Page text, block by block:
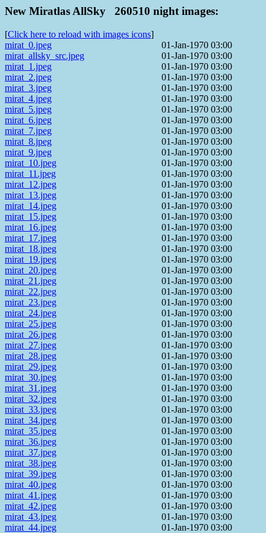
New Miratlas AllSky 260510 night images:
[Click here to reload with images icons]
mirat_0.jpeg
01-Jan-1970 03:00
mirat_allsky_src.jpeg
01-Jan-1970 03:00
mirat_1.jpeg
01-Jan-1970 03:00
mirat_2.jpeg
01-Jan-1970 03:00
mirat_3.jpeg
01-Jan-1970 03:00
mirat_4.jpeg
01-Jan-1970 03:00
mirat_5.jpeg
01-Jan-1970 03:00
mirat_6.jpeg
01-Jan-1970 03:00
mirat_7.jpeg
01-Jan-1970 03:00
mirat_8.jpeg
01-Jan-1970 03:00
mirat_9.jpeg
01-Jan-1970 03:00
mirat_10.jpeg
01-Jan-1970 03:00
mirat_11.jpeg
01-Jan-1970 03:00
mirat_12.jpeg
01-Jan-1970 03:00
mirat_13.jpeg
01-Jan-1970 03:00
mirat_14.jpeg
01-Jan-1970 03:00
mirat_15.jpeg
01-Jan-1970 03:00
mirat_16.jpeg
01-Jan-1970 03:00
mirat_17.jpeg
01-Jan-1970 03:00
mirat_18.jpeg
01-Jan-1970 03:00
mirat_19.jpeg
01-Jan-1970 03:00
mirat_20.jpeg
01-Jan-1970 03:00
mirat_21.jpeg
01-Jan-1970 03:00
mirat_22.jpeg
01-Jan-1970 03:00
mirat_23.jpeg
01-Jan-1970 03:00
mirat_24.jpeg
01-Jan-1970 03:00
mirat_25.jpeg
01-Jan-1970 03:00
mirat_26.jpeg
01-Jan-1970 03:00
mirat_27.jpeg
01-Jan-1970 03:00
mirat_28.jpeg
01-Jan-1970 03:00
mirat_29.jpeg
01-Jan-1970 03:00
mirat_30.jpeg
01-Jan-1970 03:00
mirat_31.jpeg
01-Jan-1970 03:00
mirat_32.jpeg
01-Jan-1970 03:00
mirat_33.jpeg
01-Jan-1970 03:00
mirat_34.jpeg
01-Jan-1970 03:00
mirat_35.jpeg
01-Jan-1970 03:00
mirat_36.jpeg
01-Jan-1970 03:00
mirat_37.jpeg
01-Jan-1970 03:00
mirat_38.jpeg
01-Jan-1970 03:00
mirat_39.jpeg
01-Jan-1970 03:00
mirat_40.jpeg
01-Jan-1970 03:00
mirat_41.jpeg
01-Jan-1970 03:00
mirat_42.jpeg
01-Jan-1970 03:00
mirat_43.jpeg
01-Jan-1970 03:00
mirat_44.jpeg
01-Jan-1970 03:00